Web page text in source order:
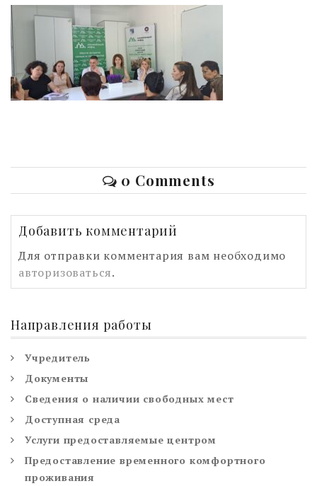
0 Comments
Добавить комментарий
Для отправки комментария вам необходимо
авторизоваться.
Направления работы
Учредитель
Документы
Сведения о наличии свободных мест
Доступная среда
Услуги предоставляемые центром
Предоставление временного комфортного
проживания